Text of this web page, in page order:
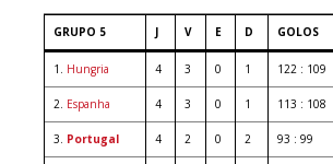
GRUPO 5 J V E D GOLOS
1. Hungria 4 3 0 1 122 : 109
2. Espanha 4 3 0 1 113 : 108
3. Portugal 4 2 0 2 93 : 99